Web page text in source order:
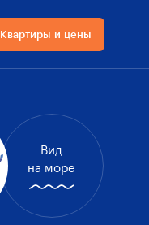
Квартиры и цены
Квартиры и цены
Вид
на море